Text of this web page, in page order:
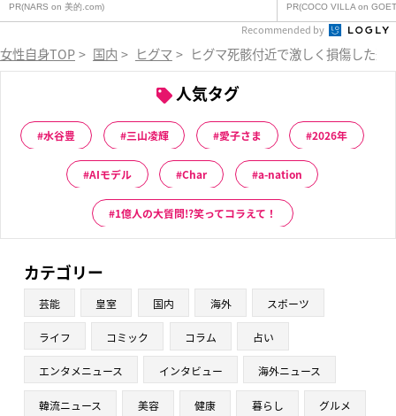
PR(NARS on 美的.com) PR(COCO VILLA on
Recommended by
女性自身TOP > 国内 > ヒグマ > ヒグマ死骸付近で激しく損傷した
人気タグ
水谷豊 三山凌輝 愛子さま 2026年
AIモデル Char a-nation
1億人の大質問!?笑ってコラえて！
カテゴリー
芸能 皇室 国内 海外 スポーツ
ライフ コミック コラム 占い
エンタメニュース インタビュー 海外ニュース
韓流ニュース 美容 健康 暮らし グルメ